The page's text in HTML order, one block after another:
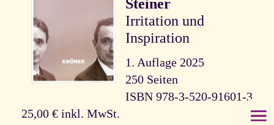
Steiner
Irritation und
Inspiration
1. Auflage 2025
250 Seiten
ISBN 978-3-520-91601-3
25,00 € inkl. MwSt.